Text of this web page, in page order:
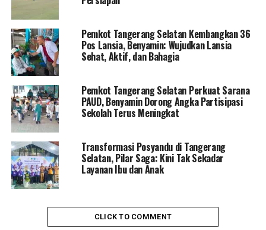
Pemkot Tangerang Selatan Kembangkan 36
Pos Lansia, Benyamin: Wujudkan Lansia
Sehat, Aktif, dan Bahagia
Pemkot Tangerang Selatan Perkuat Sarana
PAUD, Benyamin Dorong Angka Partisipasi
Sekolah Terus Meningkat
Transformasi Posyandu di Tangerang
Selatan, Pilar Saga: Kini Tak Sekadar
Layanan Ibu dan Anak
CLICK TO COMMENT